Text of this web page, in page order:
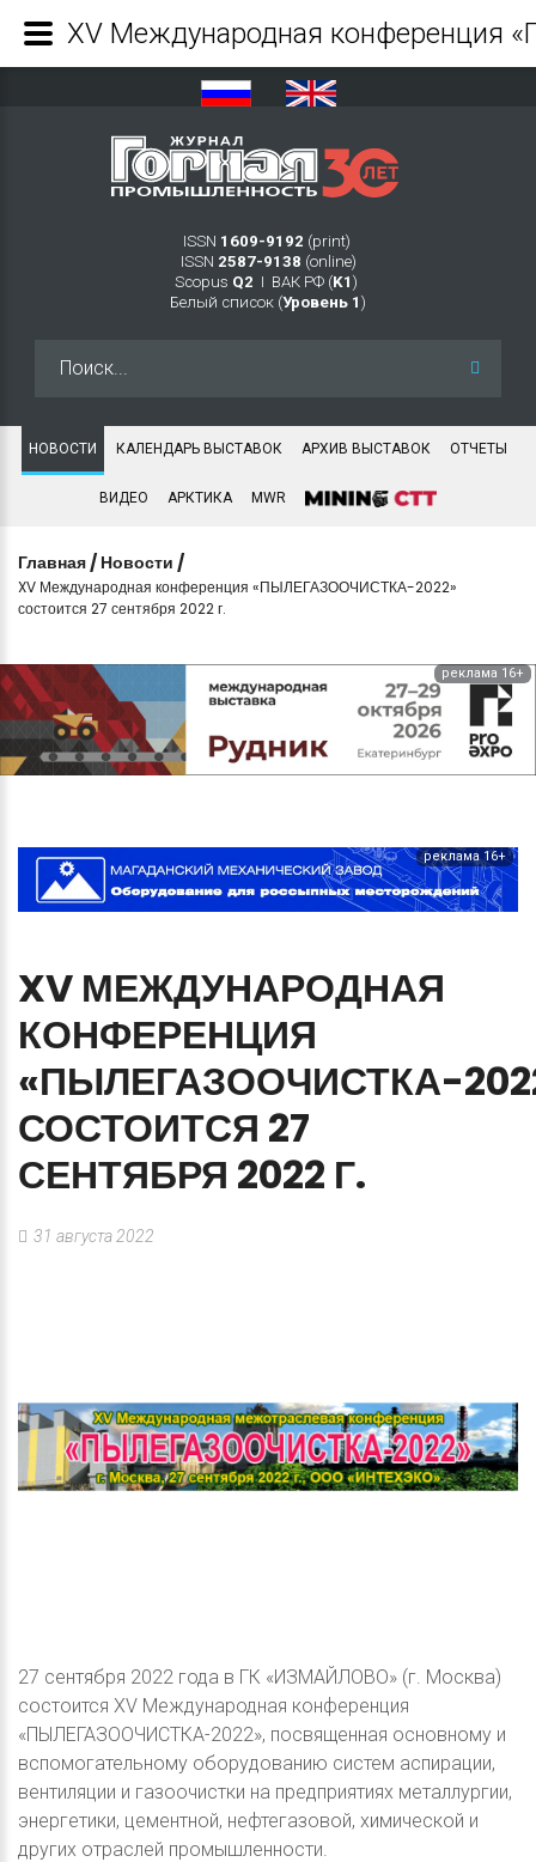
ISSN 1609-9192 (print)
ISSN 2587-9138 (online)
Scopus Q2 Ι ВАК РФ (K1 )
Белый список (Уровень 1 )
НОВОСТИ КАЛЕНДАРЬ ВЫСТАВОК АРХИВ ВЫСТАВОК ОТЧЕТЫ
ВИДЕО АРКТИКА MWR
Главная / Новости /
XV Международная конференция «ПЫЛЕГАЗООЧИСТКА-2022»
состоится 27 сентября 2022 г.
реклама 16+
реклама 16+
XV МЕЖДУНАРОДНАЯ
КОНФЕРЕНЦИЯ
«ПЫЛЕГАЗООЧИСТКА-
СОСТОИТСЯ 27
СЕНТЯБРЯ 2022 Г.
31 августа 2022
27 сентября 2022 года в ГК «ИЗМАЙЛОВО» (г. Москва)
состоится XV Международная конференция
«ПЫЛЕГАЗООЧИСТКА-2022», посвященная основному и
вспомогательному оборудованию систем аспирации,
вентиляции и газоочистки на предприятиях металлургии,
энергетики, цементной, нефтегазовой, химической и
других отраслей промышленности.